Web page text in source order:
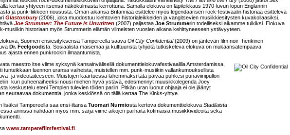
kertaa yhtyeen itsensä näkökulmasta kerrottuna. Samalla elokuva on läpileikkaus 1970-luvun lopun Englannin
ja punk-liikkeen noususta. Oman aikansa Britanniaa esittelee myös legendaarisen rock-festivaalin historiaa esittelevä
Glastonbury(2006), joka muodostuu kiehtovien historialeikkeiden ja vangitsevien musiikkiesitysten kuvakollaasiksi.
Joe Strummer: The Future Is Unwritten (2007) paljastaa Joe Strummerin todelliseksi aikamme tulkiksi. Elokuva
musiikin historiaan myös Strummerin elämän viimeisten vuosien aikana kehittyneeseen ystävyyteen.
Suomen ensiesityksensä Tampereella saava Oil City Confidential(2009) on jäntevän film noir -henkinen
Dr. Feelgoodista. Sosiaalista maisemaa ja kulttuurista tyhjiötä tutkiskeleva elokuva on mukaansatempaava
ajasta ennen punkrockin ilmaantumista.
maestro itse viime syksynä kansainvälisellä dokumenttielokuvafestivaalilla Amsterdamissa,
tunteikkaan luennon uransa vaiheista, muistellen mm. punk-musiikin vallankumouksellista
ja videotaiteeseen. Muistojen kaartuessa lähemmäksi tätä päivää puhkesi punaviinipullon
kun puheenaiheeksi nousi miehen hyvä ystävä, edesmennyt muusikkolegenda Joey
keskustelu eteni Templen tulevien töiden pariin. Pitkän uran luonut ohjaaja ei ole jäänyt
seuraavaa dokumenttia, jonka keskiössä on tällä kertaa The Kinks-yhtye.
lisäksi Tampereella saa ensi-iltansa Tuomari Nurmiosta kertova dokumenttielokuva Stadilaista
annissa nähdään myös mm. sarja viime aikojen parhaita kotimaisia musiikkivideoita sekä
www.tamperefilmfestival.fi.